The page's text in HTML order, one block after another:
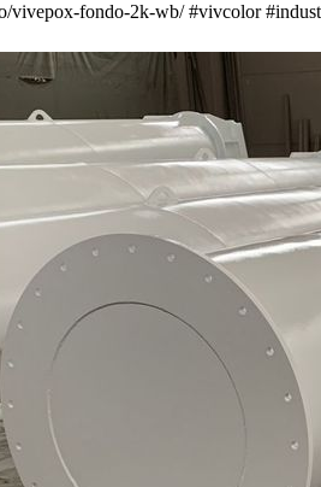
vivepox-fondo-2k-wb/ #vivcolor